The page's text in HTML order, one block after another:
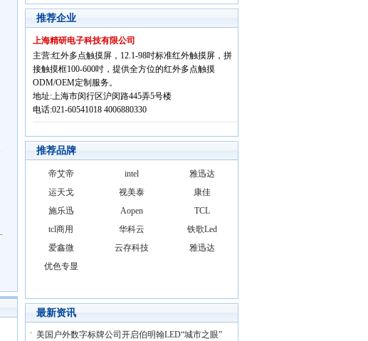
推荐企业
上海精研电子科技有限公司
主营:红外多点触摸屏，12.1-98吋标准红外触摸屏，拼
接触摸框100-600吋，提供全方位的红外多点触摸
ODM/OEM定制服务。
地址:上海市闵行区沪闵路445弄5号楼
电话:021-60541018 4006880330
推荐品牌
帝艾帝 intel
雅迅达
运天戈
视美泰
康佳
施乐迅
Aopen
TCL
tcl商用
华科云
铁歌Led
爱鑫微
云存科技
雅迅达
优色专显
最新资讯
美国户外数字标牌公司开启伯明翰LED“城市之眼”